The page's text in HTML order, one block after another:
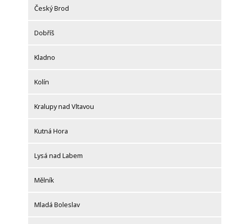
Český Brod
Dobříš
Kladno
Kolín
Kralupy nad Vltavou
Kutná Hora
Lysá nad Labem
Mělník
Mladá Boleslav